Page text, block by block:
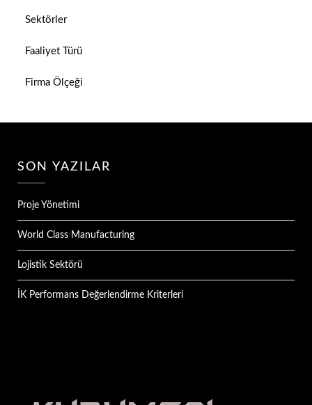
Sektörler
Faaliyet Türü
Firma Ölçeği
SON YAZILAR
Proje Yönetimi
World Class Manufacturing
Lojistik Sektörü
İK Performans Değerlendirme Kriterleri